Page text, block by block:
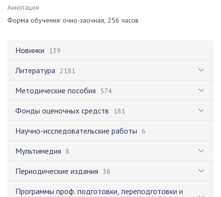
Новинки 139
Литература 2181
Методические пособия 574
Фонды оценочных средств 181
Научно-исследовательские работы 6
Мультимедия 8
Периодические издания 38
Программы проф. подготовки, переподготовки и
Аннотация
Форма обучения: очно-заочная, 256 часов